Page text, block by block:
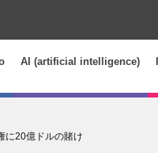
AI (artificial intelligence)
に20億ドルの賭け